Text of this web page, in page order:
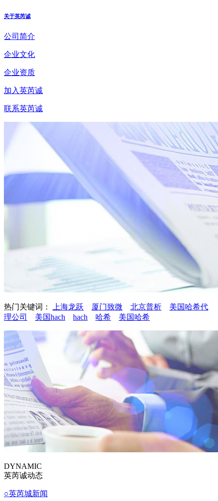
关于英芮诚
公司简介
企业文化
企业资质
加入英芮诚
联系英芮诚
热门关键词： 上海龙跃 厦门致微 北京普析
美国哈希代
理公司
美国hach hach 哈希 美国哈希
DYNAMIC
英芮诚动态
○英芮城新闻